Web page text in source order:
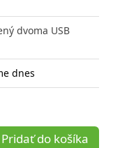
dvoma USB
dnes
Pridať do košíka